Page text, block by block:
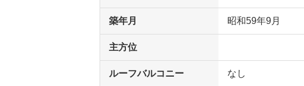
築年月 昭和59年9月
主方位
ルーフバルコニー なし